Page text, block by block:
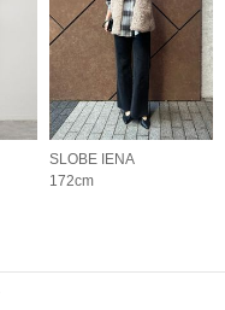
SLOBE IENA
172cm